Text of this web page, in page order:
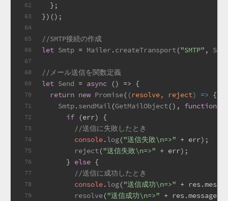
62
63
64
65
66
67
68
69
70
71
72
73
74
75
76
77
78
79
  };
})();
//SMTP接続の作成
let Smtp = Mailer.createTransport("SMTP" ,
//メール送信を関数定義
let Send = async () => {
return new Promise( (resolve, reject) => {
Smtp.sendMail(GetMailObject(), function
if (err) {
//送信に失敗したとき
console.log("送信失敗\n=>" + err);
reject("送信失敗\n=>" + err);
      }
else {
//送信に成功したとき
console.log("送信成功\n=>" + res.
resolve("送信成功\n=>" + res.message